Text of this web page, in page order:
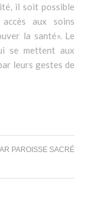
il soit possible
aux soins
la santé». Le
se mettent aux
leurs gestes de
PAROISSE SACRÉ